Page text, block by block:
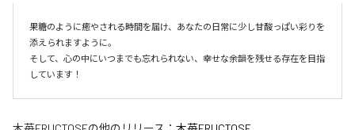
果糖のように癒やされる時間を届け、あなたの日常に少し甘酸っぱい彩りを
添えられますように。
そして、心の中にいつまでも忘れられない、幸せな余韻を残せる存在を目指
しています！